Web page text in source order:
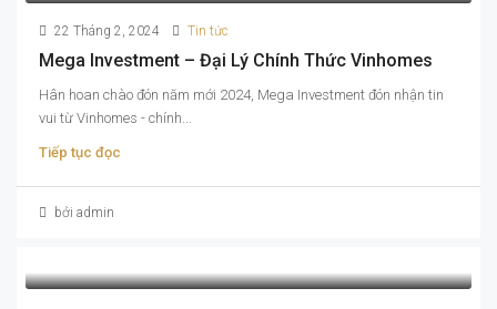
22 Tháng 2, 2024 Tin tức
Mega Investment – Đại Lý Chính Thức Vinhomes
Hân hoan chào đón năm mới 2024, Mega Investment đón nhận tin
vui từ Vinhomes - chính...
Tiếp tục đọc
bởi admin